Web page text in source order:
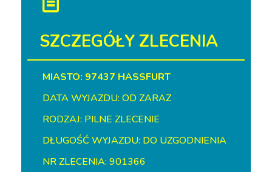
SZCZEGÓŁY ZLECENIA
MIASTO: 97437 HASSFURT
DATA WYJAZDU: OD ZARAZ
RODZAJ: PILNE ZLECENIE
DŁUGOŚĆ WYJAZDU: DO UZGODNIENIA
NR ZLECENIA: 901366